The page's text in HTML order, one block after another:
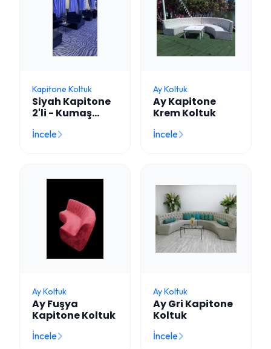
Kapitone Koltuk
Siyah Kapitone
2'li - Kumaş
İncele
Ay Koltuk
Ay Kapitone
Krem Koltuk
İncele
Ay Koltuk
Ay Fuşya
Kapitone Koltuk
İncele
Ay Koltuk
Ay Gri Kapitone
Koltuk
İncele